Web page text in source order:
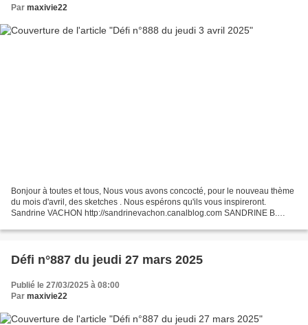
Par maxivie22
Bonjour à toutes et tous, Nous vous avons concocté, pour le nouveau thème
du mois d'avril, des sketches . Nous espérons qu'ils vous inspireront.
Sandrine VACHON http://sandrinevachon.canalblog.com SANDRINE B.
Défi n°887 du jeudi 27 mars 2025
Publié le 27/03/2025 à 08:00
Par maxivie22